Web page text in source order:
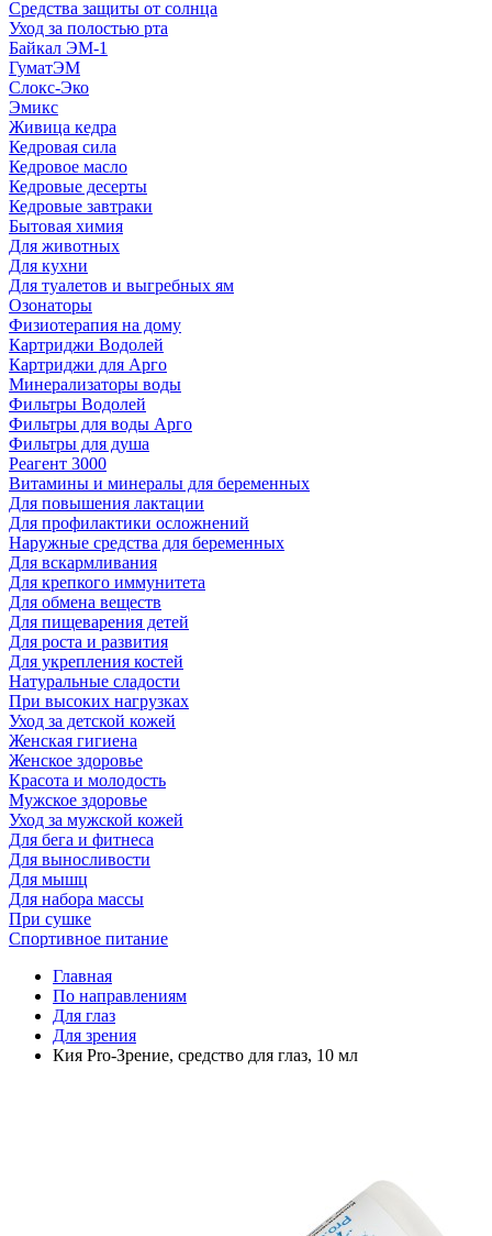
Средства защиты от солнца
Уход за полостью рта
Байкал ЭМ-1
ГуматЭМ
Слокс-Эко
Эмикс
Живица кедра
Кедровая сила
Кедровое масло
Кедровые десерты
Кедровые завтраки
Бытовая химия
Для животных
Для кухни
Для туалетов и выгребных ям
Озонаторы
Физиотерапия на дому
Картриджи Водолей
Картриджи для Арго
Минерализаторы воды
Фильтры Водолей
Фильтры для воды Арго
Фильтры для душа
Реагент 3000
Витамины и минералы для беременных
Для повышения лактации
Для профилактики осложнений
Наружные средства для беременных
Для вскармливания
Для крепкого иммунитета
Для обмена веществ
Для пищеварения детей
Для роста и развития
Для укрепления костей
Натуральные сладости
При высоких нагрузках
Уход за детской кожей
Женская гигиена
Женское здоровье
Красота и молодость
Мужское здоровье
Уход за мужской кожей
Для бега и фитнеса
Для выносливости
Для мышц
Для набора массы
При сушке
Спортивное питание
Главная
По направлениям
Для глаз
Для зрения
Кия Pro-Зрение, средство для глаз, 10 мл